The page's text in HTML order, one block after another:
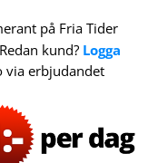
på Fria Tider
kund? Logga
via erbjudandet